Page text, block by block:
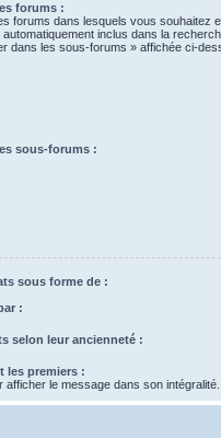
forums :
forums dans lesquels vous souhaitez
inclus dans la
dans les sous-forums » affichée ci-
sous-forums :
sous forme de :
:
selon leur ancienneté :
les premiers :
afficher le message dans son intégralité.